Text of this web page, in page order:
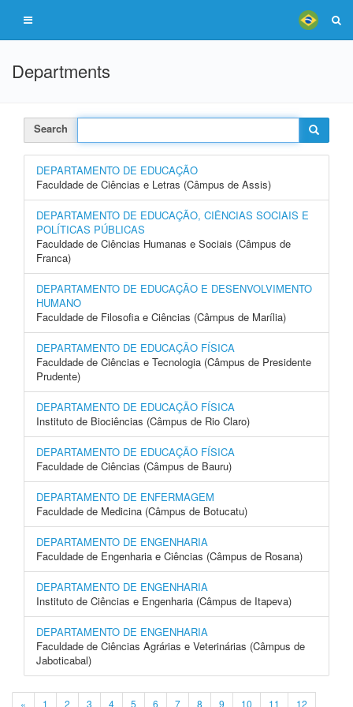
Departments
Search
DEPARTAMENTO DE EDUCAÇÃO
Faculdade de Ciências e Letras (Câmpus de Assis)
DEPARTAMENTO DE EDUCAÇÃO, CIÊNCIAS SOCIAIS E
POLÍTICAS PÚBLICAS
Faculdade de Ciências Humanas e Sociais (Câmpus de
Franca)
DEPARTAMENTO DE EDUCAÇÃO E DESENVOLVIMENTO
HUMANO
Faculdade de Filosofia e Ciências (Câmpus de Marília)
DEPARTAMENTO DE EDUCAÇÃO FÍSICA
Faculdade de Ciências e Tecnologia (Câmpus de Presidente
Prudente)
DEPARTAMENTO DE EDUCAÇÃO FÍSICA
Instituto de Biociências (Câmpus de Rio Claro)
DEPARTAMENTO DE EDUCAÇÃO FÍSICA
Faculdade de Ciências (Câmpus de Bauru)
DEPARTAMENTO DE ENFERMAGEM
Faculdade de Medicina (Câmpus de Botucatu)
DEPARTAMENTO DE ENGENHARIA
Faculdade de Engenharia e Ciências (Câmpus de Rosana)
DEPARTAMENTO DE ENGENHARIA
Instituto de Ciências e Engenharia (Câmpus de Itapeva)
DEPARTAMENTO DE ENGENHARIA
Faculdade de Ciências Agrárias e Veterinárias (Câmpus de
Jaboticabal)
« 1 2 3 4 5 6 7 8 9 10 11 12